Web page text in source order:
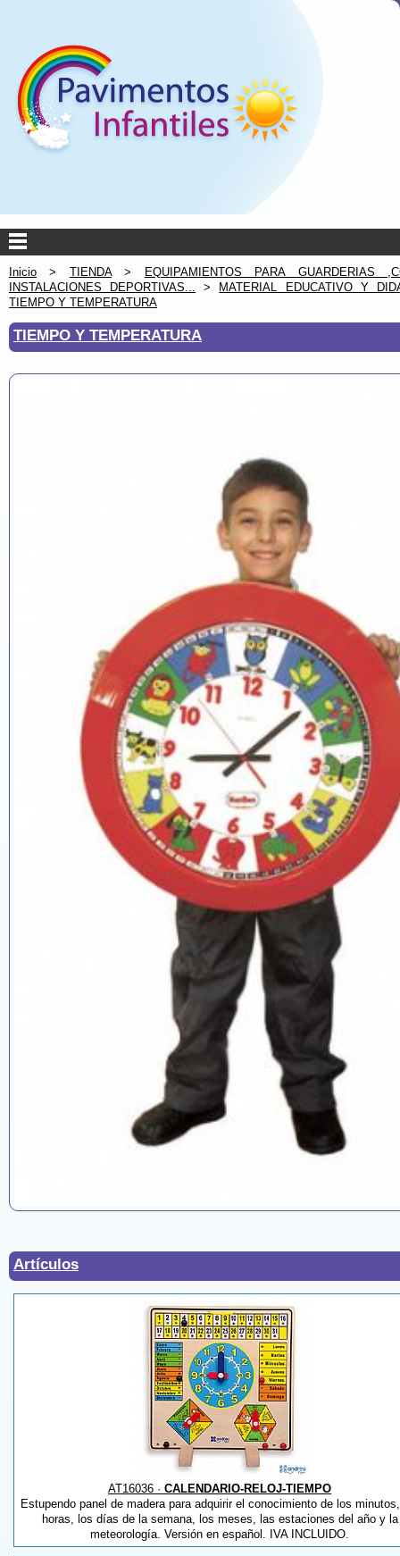
Inicio > TIENDA>
EQUIPAMIENTOS PARA GUARDERIAS
INSTALACIONES DEPORTIVAS... >
MATERIAL EDUCATIVO Y
TIEMPO Y TEMPERATURA
TIEMPO Y TEMPERATURA
Artículos
AT16036 · CALENDARIO-RELOJ-TIEMPO
Estupendo panel de madera para adquirir el conocimiento de los
horas, los días de la semana, los meses, las estaciones del año y la
meteorología. Versión en español. IVA INCLUIDO.